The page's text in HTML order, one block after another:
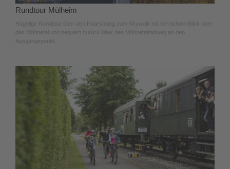
Rundtour Mülheim
Hügelige Rundtour über den Haarstrang zum Skywalk mit herrlichem Blick über
das Möhnetal und bequem zurück über den Möhnetalradweg an den
Ausgangspunkt.